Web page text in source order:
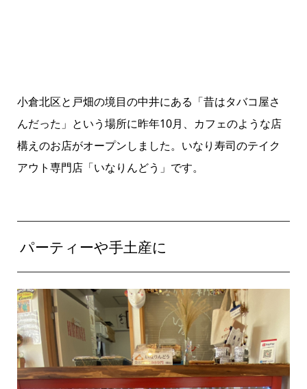
小倉北区と戸畑の境目の中井にある「昔はタバコ屋さ
んだった」という場所に昨年10月、カフェのような店
構えのお店がオープンしました。いなり寿司のテイク
アウト専門店「いなりんどう」です。
パーティーや手土産に